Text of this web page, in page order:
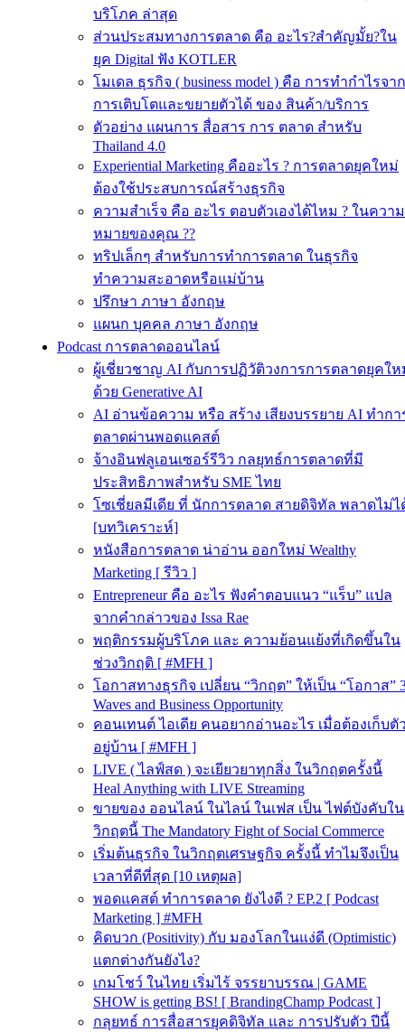
บริโภค ล่าสุด
ส่วนประสมทางการตลาด คือ อะไร?สำคัญมั้ย?ใน
ยุค Digital ฟัง KOTLER
โมเดล ธุรกิจ ( business model ) คือ การทำกำไรจาก
การเติบโตและขยายตัวได้ ของ สินค้า/บริการ
ตัวอย่าง แผนการ สื่อสาร การ ตลาด สำหรับ
Thailand 4.0
Experiential Marketing คืออะไร ? การตลาดยุคใหม่
ต้องใช้ประสบการณ์สร้างธุรกิจ
ความสำเร็จ คือ อะไร ตอบตัวเองได้ไหม ? ในความ
หมายของคุณ ??
ทริปเล็กๆ สำหรับการทำการตลาด ในธุรกิจ
ทำความสะอาดหรือแม่บ้าน
ปรึกษา ภาษา อังกฤษ
แผนก บุคคล ภาษา อังกฤษ
Podcast การตลาดออนไลน์
ผู้เชี่ยวชาญ AI กับการปฏิวัติวงการการตลาดยุคใ
ด้วย Generative AI
AI อ่านข้อความ หรือ สร้าง เสียงบรรยาย AI ทำกา
ตลาดผ่านพอดแคสต์
จ้างอินฟลูเอนเซอร์รีวิว กลยุทธ์การตลาดที่มี
ประสิทธิภาพสำหรับ SME ไทย
โซเชี่ยลมีเดีย ที่ นักการตลาด สายดิจิทัล พลาดไม่ไ
[บทวิเคราะห์]
หนังสือการตลาด น่าอ่าน ออกใหม่ Wealthy
Marketing [ รีวิว ]
Entrepreneur คือ อะไร ฟังคำตอบแนว “แร็บ” แปล
จากคำกล่าวของ Issa Rae
พฤติกรรมผู้บริโภค และ ความย้อนแย้งที่เกิดขึ้นใน
ช่วงวิกฤติ [ #MFH ]
โอกาสทางธุรกิจ เปลี่ยน “วิกฤต” ให้เป็น “โอกาส”
Waves and Business Opportunity
คอนเทนต์ ไอเดีย คนอยากอ่านอะไร เมื่อต้องเก็บตั
อยู่บ้าน [ #MFH ]
LIVE ( ไลฟ์สด ) จะเยียวยาทุกสิ่ง ในวิกฤตครั้งนี้
Heal Anything with LIVE Streaming
ขายของ ออนไลน์ ในไลน์ ในเฟส เป็น ไฟต์บังคับใน
วิกฤตนี้ The Mandatory Fight of Social Commerce
เริ่มต้นธุรกิจ ในวิกฤตเศรษฐกิจ ครั้งนี้ ทำไมจึงเป็น
เวลาที่ดีที่สุด [10 เหตุผล]
พอดแคสต์ ทำการตลาด ยังไงดี ? EP.2 [ Podcast
Marketing ] #MFH
คิดบวก (Positivity) กับ มองโลกในแง่ดี (Optimistic)
แตกต่างกันยังไง?
เกมโชว์ ในไทย เริ่มไร้ จรรยาบรรณ | GAME
SHOW is getting BS! [ BrandingChamp Podcast ]
กลุยทธ์ การสื่อสารยุคดิจิทัล และ การปรับตัว ปีนี้